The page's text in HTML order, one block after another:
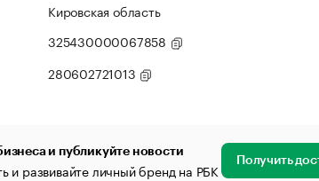
Кировская область
325430000067858
280602721013
и публикуйте новости
и развивайте личный бренд на РБК Получить